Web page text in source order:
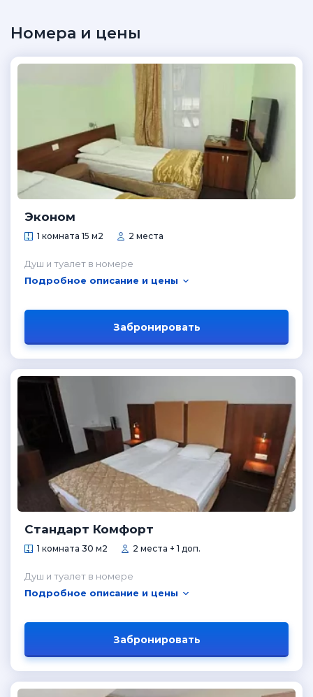
Номера и цены
Эконом
1 комната 15 м2 2 места
Душ и туалет в номере
Подробное описание и цены
Забронировать
Стандарт Комфорт
1 комната 30 м2 2 места + 1 доп.
Душ и туалет в номере
Подробное описание и цены
Забронировать